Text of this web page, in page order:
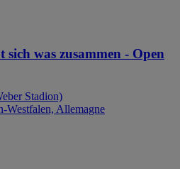
was zusammen - Open
Stadion)
Westfalen, Allemagne